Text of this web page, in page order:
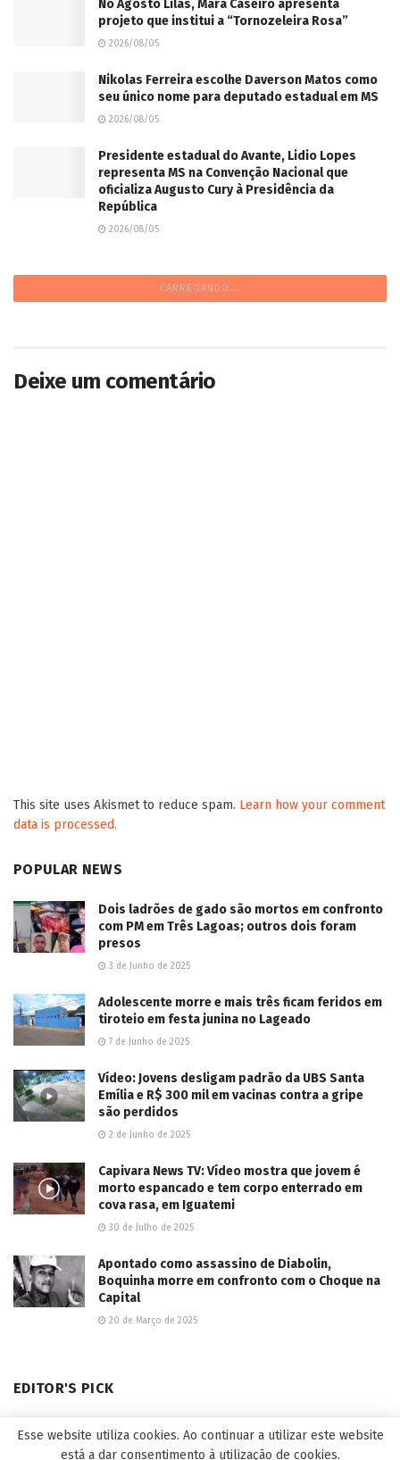
No Agosto Lilás, Mara Caseiro apresenta
projeto que institui a “Tornozeleira Rosa”
2026/08/05
Nikolas Ferreira escolhe Daverson Matos como
seu único nome para deputado estadual em MS
2026/08/05
Presidente estadual do Avante, Lidio Lopes
representa MS na Convenção Nacional que
oficializa Augusto Cury à Presidência da
República
2026/08/05
CARREGANDO...
Deixe um comentário
This site uses Akismet to reduce spam. Learn how your comment
data is processed.
POPULAR NEWS
Dois ladrões de gado são mortos em confronto
com PM em Três Lagoas; outros dois foram
presos
3 de Junho de 2025
Adolescente morre e mais três ficam feridos em
tiroteio em festa junina no Lageado
7 de Junho de 2025
Vídeo: Jovens desligam padrão da UBS Santa
Emília e R$ 300 mil em vacinas contra a gripe
são perdidos
2 de Junho de 2025
Capivara News TV: Vídeo mostra que jovem é
morto espancado e tem corpo enterrado em
cova rasa, em Iguatemi
30 de Julho de 2025
Apontado como assassino de Diabolin,
Boquinha morre em confronto com o Choque na
Capital
20 de Março de 2025
EDITOR'S PICK
Esse website utiliza cookies. Ao continuar a utilizar este website
está a dar consentimento à utilização de cookies.